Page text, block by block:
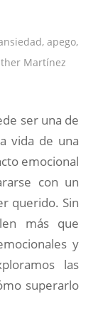
,apego,
Martínez
ser una de
vida de una
emocional
con un
querido. Sin
más que
y
las
superarlo